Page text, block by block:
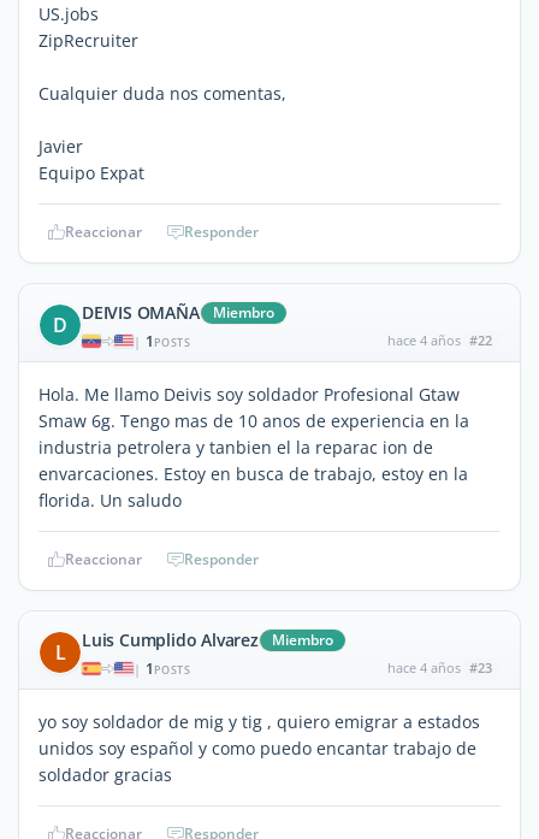
US.jobs
ZipRecruiter
Cualquier duda nos comentas,
Javier
Equipo Expat
Reaccionar Responder
D DEIVIS OMAÑA Miembro
| 1 POSTS hace 4 años #22
Hola. Me llamo Deivis soy soldador Profesional Gtaw
Smaw 6g. Tengo mas de 10 anos de experiencia en la
industria petrolera y tanbien el la reparac ion de
envarcaciones. Estoy en busca de trabajo, estoy en la
florida. Un saludo
Reaccionar Responder
L Luis Cumplido Alvarez Miembro
| 1 POSTS hace 4 años #23
yo soy soldador de mig y tig , quiero emigrar a estados
unidos soy español y como puedo encantar trabajo de
soldador gracias
Reaccionar Responder